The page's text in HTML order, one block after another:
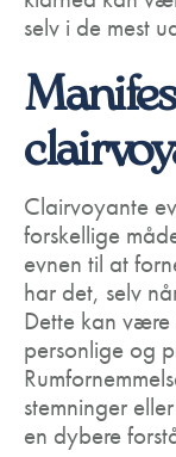
selv i de mest
Clairvoyante
forskellige
evnen til at
har det, selv
Dette kan
personlige og
stemninger
en dybere